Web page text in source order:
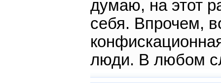
думаю, на этот
себя. Впрочем,
люди. В любом